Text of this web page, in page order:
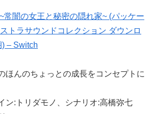
常闇の女王と秘密の隠れ家~ (パッケー
トラサウンドコレクション ダウンロ
– Switch
ほんのちょっとの成長をコンセプトに
ン:トリダモノ、シナリオ:高橋弥七